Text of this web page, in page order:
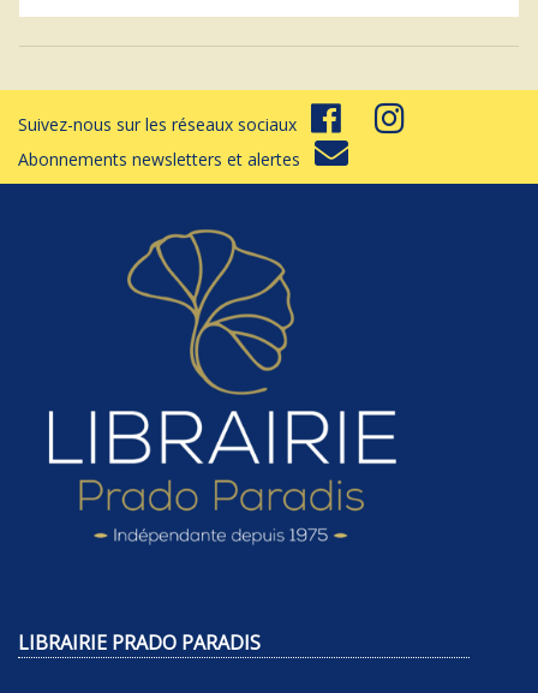
Suivez-nous sur les réseaux sociaux
Abonnements newsletters et alertes
LIBRAIRIE PRADO PARADIS